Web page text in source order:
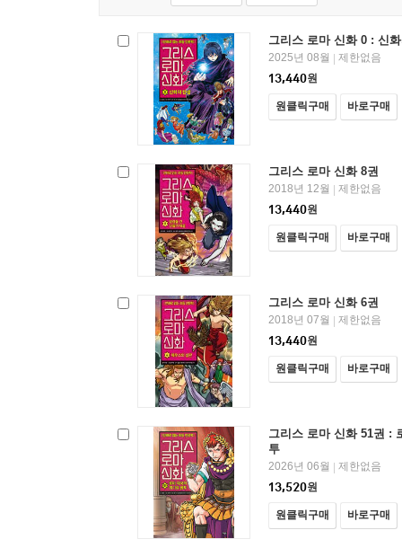
그리스 로마 신화 0 : 신
2025년 08월
제한없음
13,440원
원클릭구매 바로구매
그리스 로마 신화 8권
2018년 12월
제한없음
13,440원
원클릭구매 바로구매
그리스 로마 신화 6권
2018년 07월
제한없음
13,440원
원클릭구매 바로구매
그리스 로마 신화 51권 :
투
2026년 06월
제한없음
13,520원
원클릭구매 바로구매